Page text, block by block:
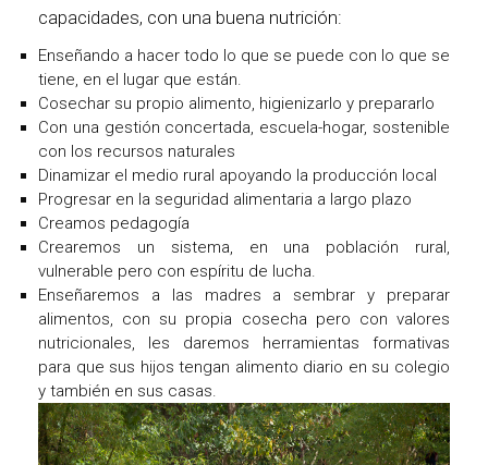
capacidades, con una buena nutrición:
Enseñando a hacer todo lo que se puede con lo que se
tiene, en el lugar que están.
Cosechar su propio alimento, higienizarlo y prepararlo
Con una gestión concertada, escuela-hogar, sostenible
con los recursos naturales
Dinamizar el medio rural apoyando la producción local
Progresar en la seguridad alimentaria a largo plazo
Creamos pedagogía
Crearemos un sistema, en una población rural,
vulnerable pero con espíritu de lucha.
Enseñaremos a las madres a sembrar y preparar
alimentos, con su propia cosecha pero con valores
nutricionales, les daremos herramientas formativas
para que sus hijos tengan alimento diario en su colegio
y también en sus casas.